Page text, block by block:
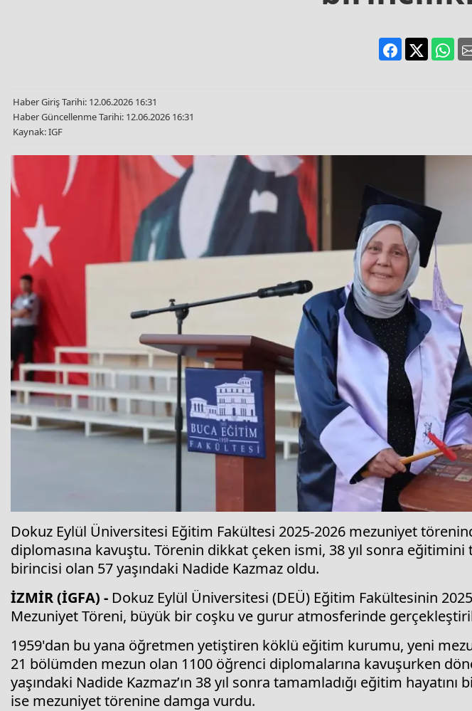
Haber Giriş Tarihi: 12.06.2026 16:31
Haber Güncellenme Tarihi: 12.06.2026 16:31
Kaynak: IGF
Dokuz Eylül Üniversitesi Eğitim Fakültesi 2025-2026 mezuniyet
diplomasına kavuştu. Törenin dikkat çeken ismi, 38 yıl sonra
birincisi olan 57 yaşındaki Nadide Kazmaz oldu.
İZMİR (İGFA) - Dokuz Eylül Üniversitesi (DEÜ) Eğitim Fakültesinin
Mezuniyet Töreni, büyük bir coşku ve gurur atmosferinde
1959'dan bu yana öğretmen yetiştiren köklü eğitim kurumu, yeni
21 bölümden mezun olan 1100 öğrenci diplomalarına kavuşurken
yaşındaki Nadide Kazmaz’ın 38 yıl sonra tamamladığı eğitim hayatını
ise mezuniyet törenine damga vurdu.